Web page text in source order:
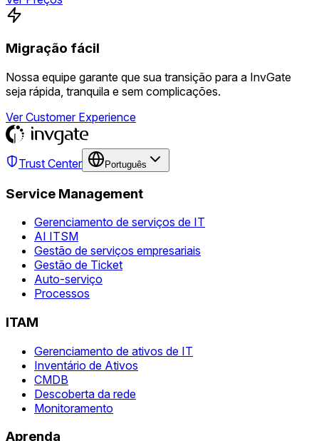
Migração fácil
Nossa equipe garante que sua transição para a InvGate
seja rápida, tranquila e sem complicações.
Ver Customer Experience
Trust Center Português
Service Management
Gerenciamento de serviços de IT
AI ITSM
Gestão de serviços empresariais
Gestão de Ticket
Auto-serviço
Processos
ITAM
Gerenciamento de ativos de IT
Inventário de Ativos
CMDB
Descoberta da rede
Monitoramento
Aprenda